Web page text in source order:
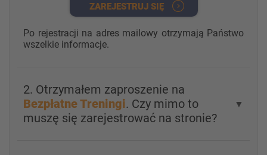
ZAREJESTRUJ SIĘ
Po rejestracji na adres mailowy otrzymają Państwo
wszelkie informacje.
2. Otrzymałem zaproszenie na
Bezpłatne Treningi. Czy mimo to
muszę się zarejestrować na stronie?
▼